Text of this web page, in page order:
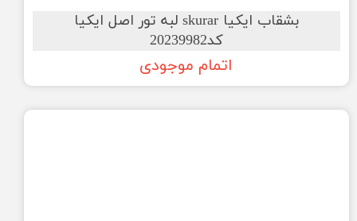
بشقاب ایکیا skurar لبه تور اصل ایکیا
کد20239982
اتمام موجودی